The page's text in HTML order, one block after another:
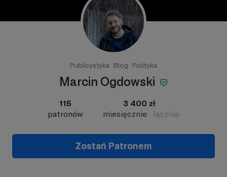
Publicystyka Blog Polityka
Marcin Ogdowski
115
patronów
3 400 zł
miesięcznie
łącznie
Zostań Patronem